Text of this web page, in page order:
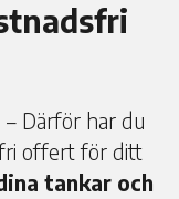
Därför har du
offert för ditt
tankar och